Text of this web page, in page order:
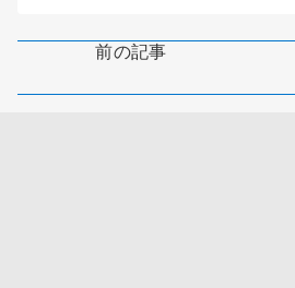
前の記事